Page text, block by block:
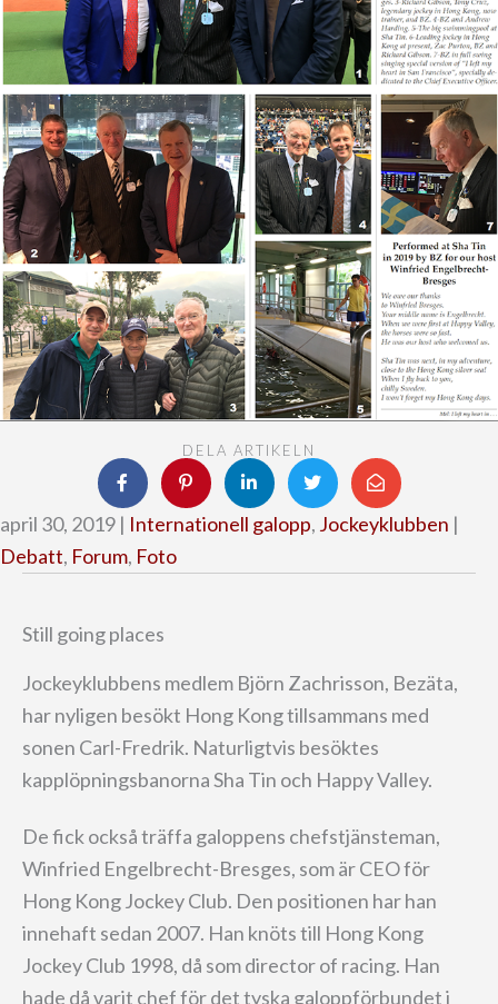
DELA ARTIKELN
april 30, 2019 | Internationell galopp, Jockeyklubben |
Debatt, Forum, Foto
Still going places
Jockeyklubbens medlem Björn Zachrisson, Bezäta,
har nyligen besökt Hong Kong tillsammans med
sonen Carl-Fredrik. Naturligtvis besöktes
kapplöpningsbanorna Sha Tin och Happy Valley.
De fick också träffa galoppens chefstjänsteman,
Winfried Engelbrecht-Bresges, som är CEO för
Hong Kong Jockey Club. Den positionen har han
innehaft sedan 2007. Han knöts till Hong Kong
Jockey Club 1998, då som director of racing. Han
hade då varit chef för det tyska galoppförbundet i